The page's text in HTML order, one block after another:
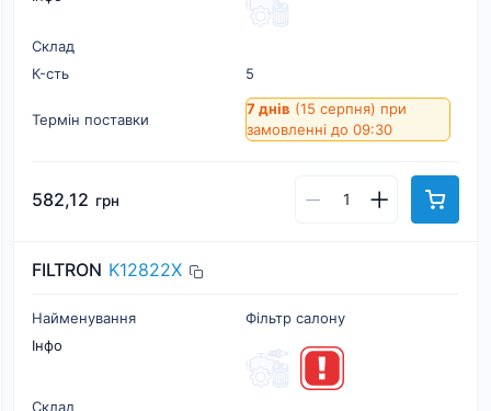
Склад
К-cть
5
Термін поставки
7 днів (15 серпня) при
замовленні до 09:30
582,12 грн
FILTRON K12822X
Найменування
Фільтр салону
Інфо
Склад